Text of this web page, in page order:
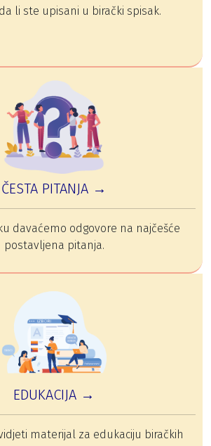
li ste upisani u birački spisak.
ČESTA PITANJA →
davaćemo odgovore na najčešće
postavljena pitanja.
EDUKACIJA →
materijal za edukaciju biračkih